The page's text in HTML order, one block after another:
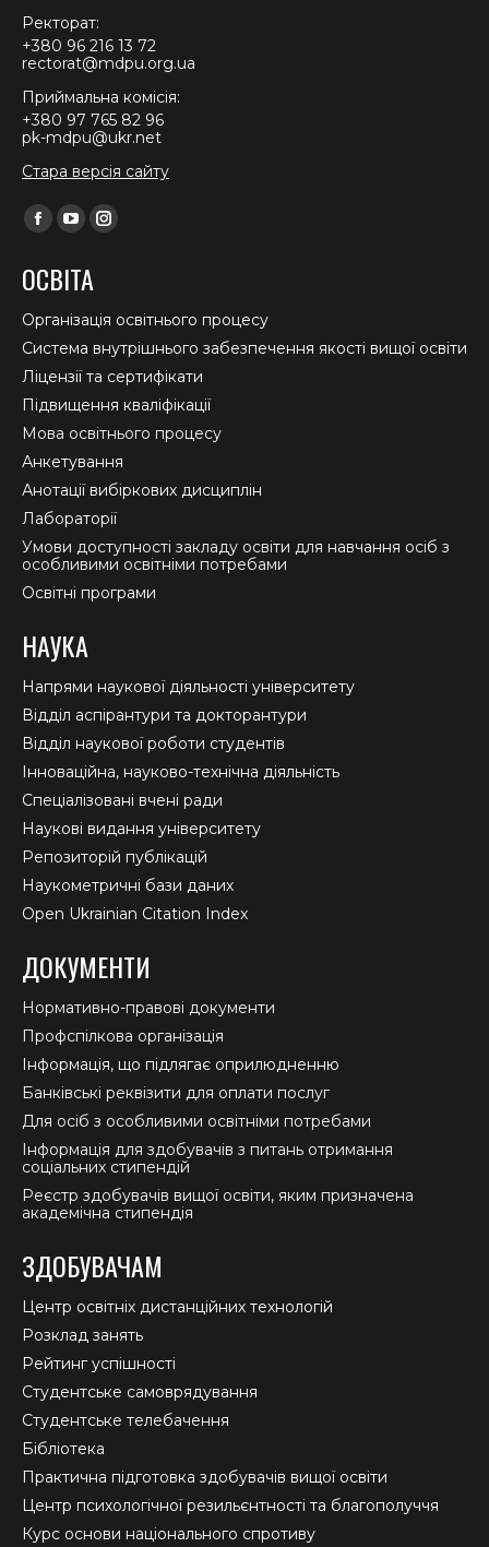
Ректорат:
+380 96 216 13 72
rectorat@mdpu.org.ua
Приймальна комісія:
+380 97 765 82 96
pk-mdpu@ukr.net
Стара версія сайту
Find us on:
Facebook
opens
in
new
window
YouTube
opens
in
new
window
Instagram
in
new
window
ОСВІТА
Організація освітнього процесу
Система внутрішнього забезпечення якості вищої освіти
Ліцензії та сертифікати
Підвищення кваліфікації
Мова освітнього процесу
Анкетування
Анотації вибіркових дисциплін
Лабораторії
Умови доступності закладу освіти для навчання осіб з
особливими освітніми потребами
Освітні програми
НАУКА
Напрями наукової діяльності університету
Відділ аспірантури та докторантури
Відділ наукової роботи студентів
Інноваційна, науково-технічна діяльність
Спеціалізовані вчені ради
Наукові видання університету
Репозиторій публікацій
Наукометричні бази даних
Open Ukrainian Citation Index
ДОКУМЕНТИ
Нормативно-правові документи
Профспілкова організація
Інформація, що підлягає оприлюдненню
Банківські реквізити для оплати послуг
Для осіб з особливими освітніми потребами
Інформація для здобувачів з питань отримання
соціальних стипендій
Реєстр здобувачів вищої освіти, яким призначена
академічна стипендія
ЗДОБУВАЧАМ
Центр освітніх дистанційних технологій
Розклад занять
Рейтинг успішності
Студентське самоврядування
Студентське телебачення
Бібліотека
Практична підготовка здобувачів вищої освіти
Центр психологічної резильєнтності та благополуччя
Курс основи національного спротиву